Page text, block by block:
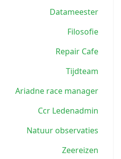
Datameester
Filosofie
Repair Cafe
Tijdteam
Ariadne race manager
Ccr Ledenadmin
Natuur observaties
Zeereizen